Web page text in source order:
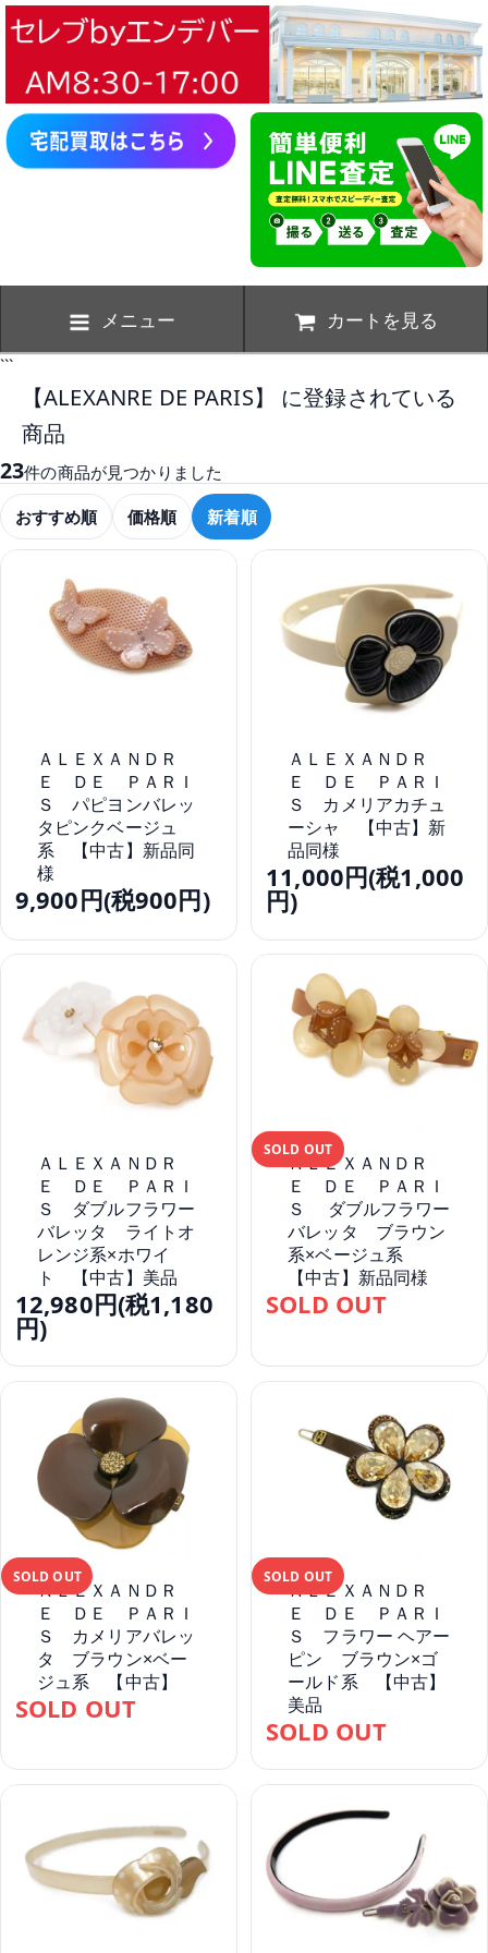
メニュー カートを見る
```
【ALEXANRE DE PARIS】 に登録されている
商品
23件の商品が見つかりました
おすすめ順 価格順 新着順
ＡＬＥＸＡＮＤＲ
Ｅ ＤＥ ＰＡＲＩ
Ｓ パピヨンバレッ
タピンクベージュ
系 【中古】新品同
様
9,900円(税900円)
ＡＬＥＸＡＮＤＲ
Ｅ ＤＥ ＰＡＲＩ
Ｓ カメリアカチュ
ーシャ 【中古】新
品同様
11,000円(税1,000
円)
ＡＬＥＸＡＮＤＲ
Ｅ ＤＥ ＰＡＲＩ
Ｓ ダブルフラワー
バレッタ ライトオ
レンジ系×ホワイ
ト 【中古】美品
12,980円(税1,180
円)
SOLD OUT
ＡＬＥＸＡＮＤＲ
Ｅ ＤＥ ＰＡＲＩ
Ｓ ダブルフラワー
バレッタ ブラウン
系×ベージュ系
【中古】新品同様
SOLD OUT
SOLD OUT
ＡＬＥＸＡＮＤＲ
Ｅ ＤＥ ＰＡＲＩ
Ｓ カメリアバレッ
タ ブラウン×ベー
ジュ系 【中古】
SOLD OUT
SOLD OUT
ＡＬＥＸＡＮＤＲ
Ｅ ＤＥ ＰＡＲＩ
Ｓ フラワー ヘアー
ピン ブラウン×ゴ
ールド系 【中古】
美品
SOLD OUT